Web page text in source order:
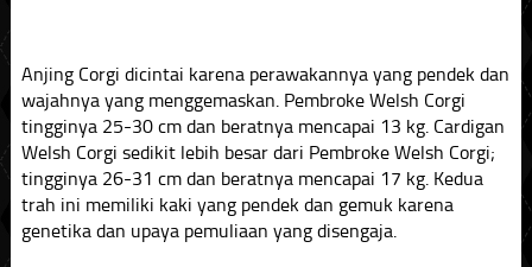
Anjing Corgi dicintai karena perawakannya yang pendek dan
wajahnya yang menggemaskan. Pembroke Welsh Corgi
tingginya 25-30 cm dan beratnya mencapai 13 kg. Cardigan
Welsh Corgi sedikit lebih besar dari Pembroke Welsh Corgi;
tingginya 26-31 cm dan beratnya mencapai 17 kg. Kedua
trah ini memiliki kaki yang pendek dan gemuk karena
genetika dan upaya pemuliaan yang disengaja.